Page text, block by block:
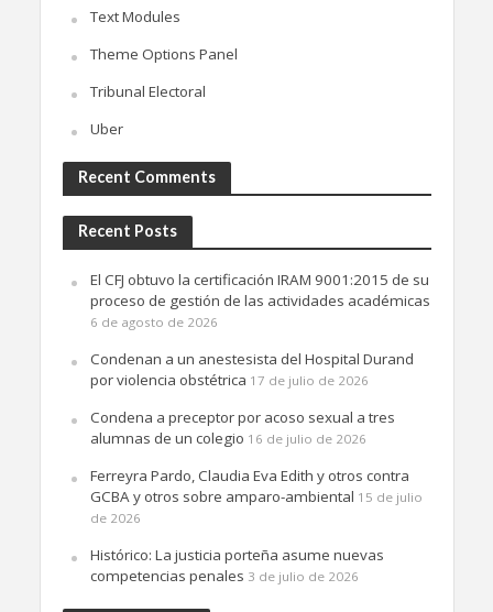
Text Modules
Theme Options Panel
Tribunal Electoral
Uber
Recent Comments
Recent Posts
El CFJ obtuvo la certificación IRAM 9001:2015 de su
proceso de gestión de las actividades académicas
6 de agosto de 2026
Condenan a un anestesista del Hospital Durand
por violencia obstétrica 17 de julio de 2026
Condena a preceptor por acoso sexual a tres
alumnas de un colegio 16 de julio de 2026
Ferreyra Pardo, Claudia Eva Edith y otros contra
GCBA y otros sobre amparo-ambiental 15 de julio
de 2026
Histórico: La justicia porteña asume nuevas
competencias penales 3 de julio de 2026